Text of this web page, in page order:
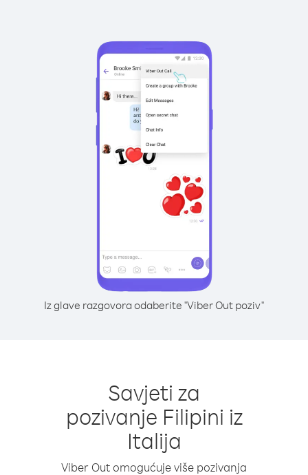
Iz glave razgovora odaberite "Viber Out poziv"
Savjeti za
pozivanje Filipini iz
Italija
Viber Out omogućuje više pozivanja